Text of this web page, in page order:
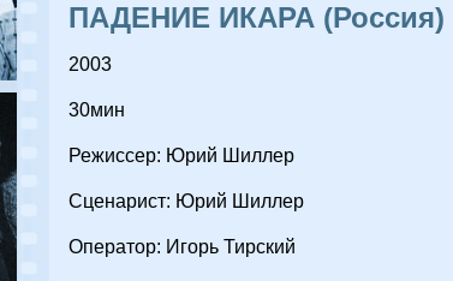
ПАДЕНИЕ ИКАРА (Россия)
2003
30мин
Режиссер: Юрий Шиллер
Сценарист: Юрий Шиллер
Оператор: Игорь Тирский